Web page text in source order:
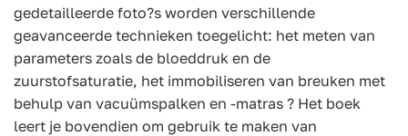
gedetailleerde foto?s worden verschillende
geavanceerde technieken toegelicht: het meten van
parameters zoals de bloeddruk en de
zuurstofsaturatie, het immobiliseren van breuken met
behulp van vacuümspalken en -matras ? Het boek
leert je bovendien om gebruik te maken van